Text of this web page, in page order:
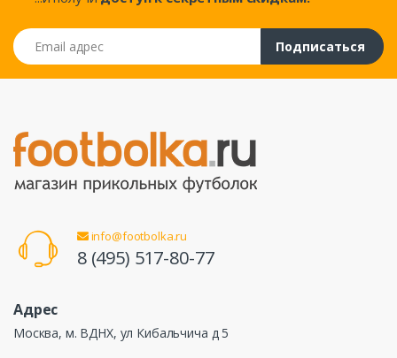
Email адрес
Подписаться
info@footbolka.ru
8 (495) 517-80-77
Адрес
Москва, м. ВДНХ, ул Кибальчича д 5